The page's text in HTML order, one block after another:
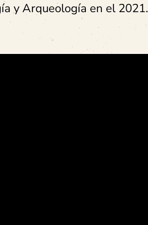
y Arqueología en el 2021.